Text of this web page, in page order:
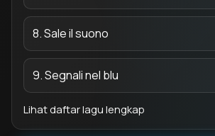
8. Sale il suono
9. Segnali nel blu
Lihat daftar lagu lengkap